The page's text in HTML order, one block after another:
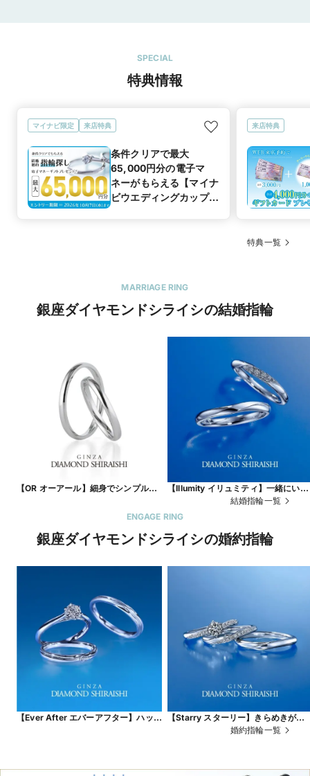
SPECIAL
特典情報
マイナビ限定 来店特典
条件クリアで最大
65,000円分の電子マ
ネーがもらえる【マイナ
ビウエディングカップル
来店特典
特典一覧
MARRIAGE RING
銀座ダイヤモンドシライシの結婚指輪
【OR オーアール】細身でシンプルな
【Illumity イリュミティ】一緒にいる
と、もっと輝くふたりの未来。
結婚指輪一覧
ENGAGE RING
銀座ダイヤモンドシライシの婚約指輪
【Ever After エバーアフター】ハッ
【Starry スターリー】きらめきがひ
ときわ強い、一筋の流れ星
婚約指輪一覧